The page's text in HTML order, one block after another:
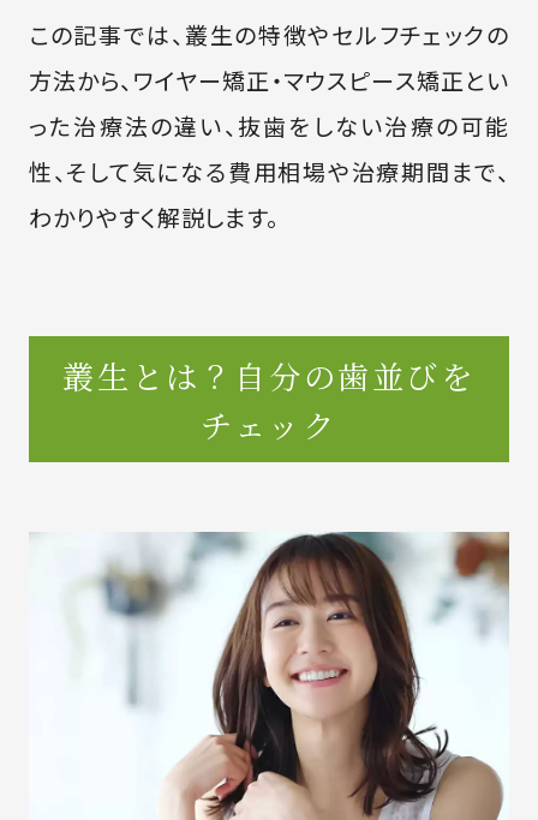
この記事では、叢生の特徴やセルフチェックの
方法から、ワイヤー矯正・マウスピース矯正とい
った治療法の違い、抜歯をしない治療の可能
性、そして気になる費用相場や治療期間まで、
わかりやすく解説します。
叢生とは？自分の歯並びを
チェック